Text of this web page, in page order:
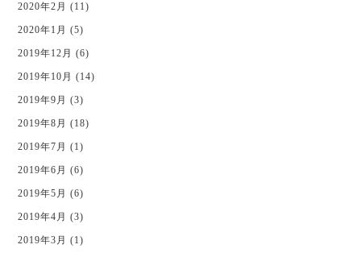
2020年2月 (11)
2020年1月 (5)
2019年12月 (6)
2019年10月 (14)
2019年9月 (3)
2019年8月 (18)
2019年7月 (1)
2019年6月 (6)
2019年5月 (6)
2019年4月 (3)
2019年3月 (1)